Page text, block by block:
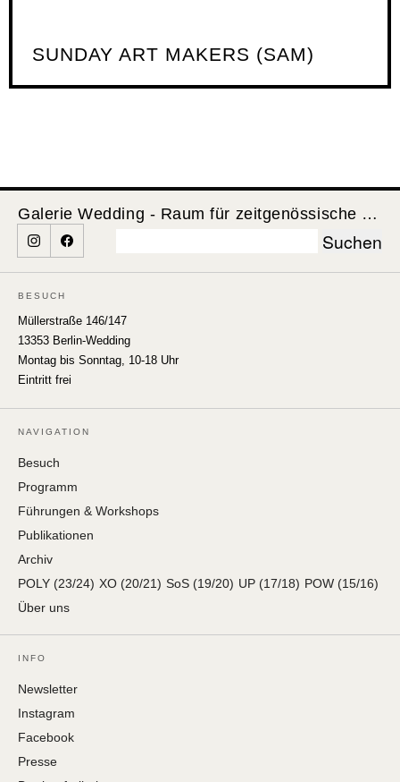
SUNDAY ART MAKERS (SAM)
Galerie Wedding - Raum für zeitgenössische Kunst
BESUCH
Müllerstraße 146/147
13353 Berlin-Wedding
Montag bis Sonntag, 10-18 Uhr
Eintritt frei
NAVIGATION
Besuch
Programm
Führungen & Workshops
Publikationen
Archiv
POLY (23/24) XO (20/21) SoS (19/20) UP (17/18) POW (15/16)
Über uns
INFO
Newsletter
Instagram
Facebook
Presse